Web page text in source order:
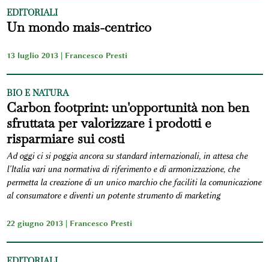
EDITORIALI
Un mondo mais-centrico
13 luglio 2013 | Francesco Presti
BIO E NATURA
Carbon footprint: un'opportunità non ben
sfruttata per valorizzare i prodotti e
risparmiare sui costi
Ad oggi ci si poggia ancora su standard internazionali, in attesa che
l'Italia vari una normativa di riferimento e di armonizzazione, che
permetta la creazione di un unico marchio che faciliti la comunicazione
al consumatore e diventi un potente strumento di marketing
22 giugno 2013 | Francesco Presti